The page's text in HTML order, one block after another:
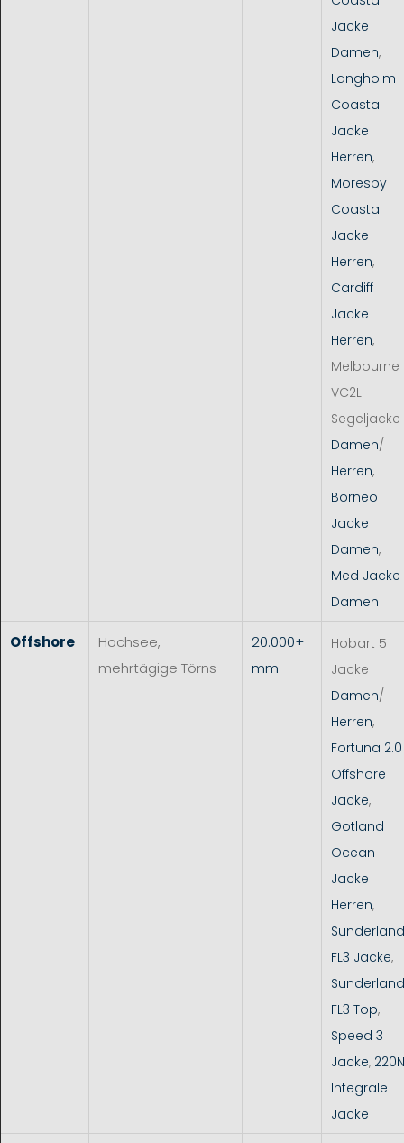
Jacke
Damen,
Langholm
Coastal
Jacke
Herren,
Moresby
Coastal
Jacke
Herren,
Cardiff
Jacke
Herren,
Melbourne
VC2L
Segeljacke
Damen/
Herren,
Borneo
Jacke
Damen,
Med Jacke
Damen
Offshore
Hochsee,
mehrtägige Törns
20.000+
mm
Hobart 5
Jacke
Damen/
Herren,
Fortuna 2.0
Offshore
Jacke,
Gotland
Ocean
Jacke
Herren,
Sunderland
FL3 Jacke,
Sunderland
FL3 Top,
Speed 3
Jacke, 220N
Integrale
Jacke